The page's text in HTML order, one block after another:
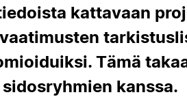
kattavaan
Tämä
kanssa.